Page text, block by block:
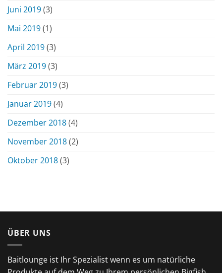
Juni 2019(3)
Mai 2019(1)
April 2019(3)
März 2019(3)
Februar 2019(3)
Januar 2019(4)
Dezember 2018(4)
November 2018(2)
Oktober 2018(3)
ÜBER UNS
Baitlounge ist Ihr Spezialist wenn es um natürliche